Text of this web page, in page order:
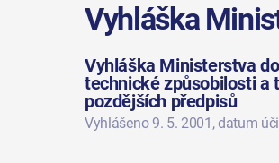
Vyhláška
Vyhláška Ministerstva
technické způsobilosti a
pozdějších předpisů
Vyhlášeno 9. 5. 2001 , datum